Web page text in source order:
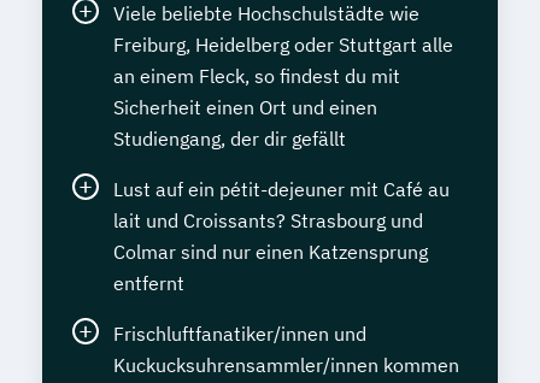
Viele beliebte Hochschulstädte wie
Freiburg, Heidelberg oder Stuttgart alle
an einem Fleck, so findest du mit
Sicherheit einen Ort und einen
Studiengang, der dir gefällt
Lust auf ein pétit-dejeuner mit Café au
lait und Croissants? Strasbourg und
Colmar sind nur einen Katzensprung
entfernt
Frischluftfanatiker/innen und
Kuckucksuhrensammler/innen kommen